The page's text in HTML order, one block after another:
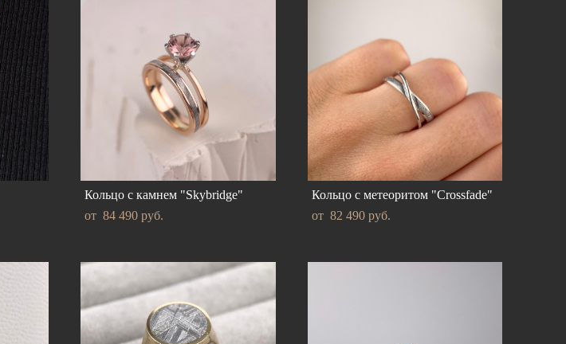
Кольцо с камнем "Skybridge"
от 84 490 pуб.
Кольцо с метеоритом "Crossfade"
от 82 490 pуб.